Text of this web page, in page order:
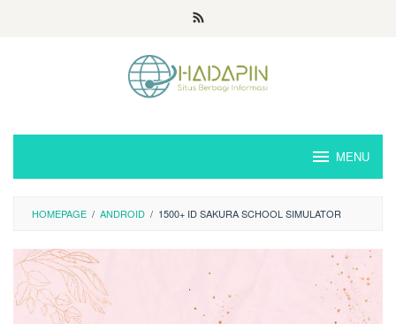
MENU
HOMEPAGE / ANDROID / 1500+ ID SAKURA SCHOOL SIMULATOR